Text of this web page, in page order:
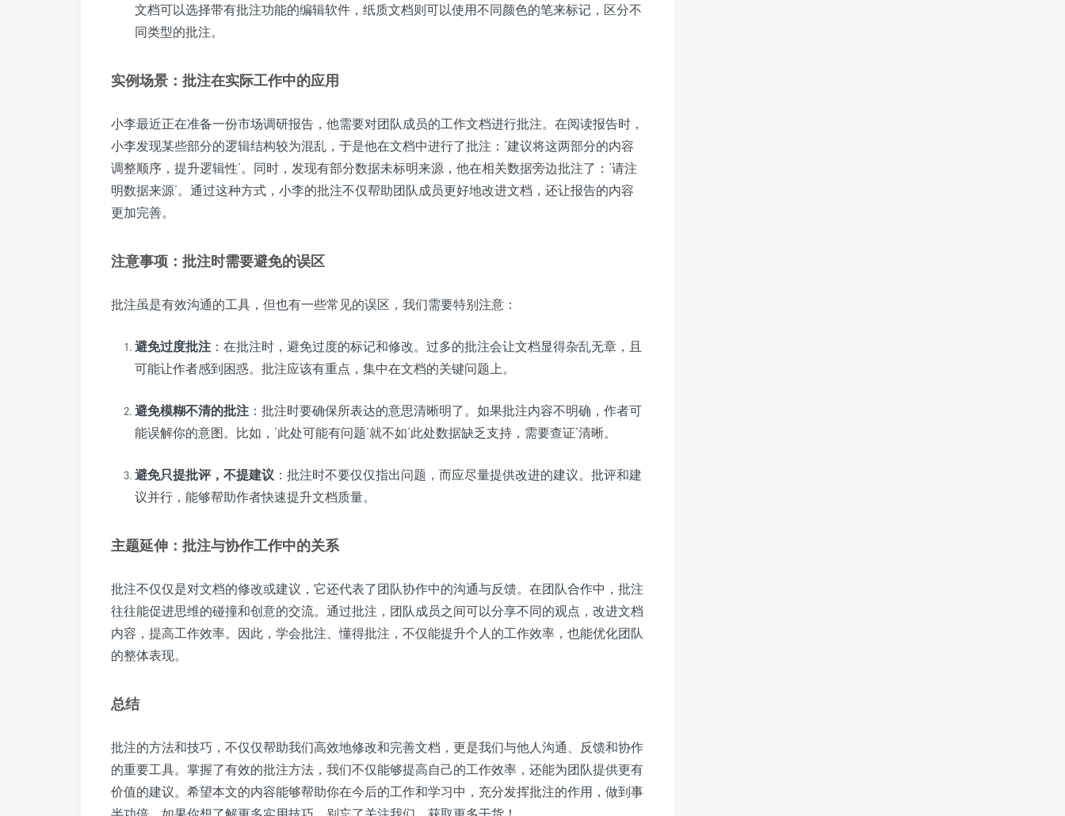
文档可以选择带有批注功能的编辑软件，纸质文档则可以使用不同颜色的笔来标记，区分不
同类型的批注。
实例场景：批注在实际工作中的应用
小李最近正在准备一份市场调研报告，他需要对团队成员的工作文档进行批注。在阅读报告时，
小李发现某些部分的逻辑结构较为混乱，于是他在文档中进行了批注：‘建议将这两部分的内容
调整顺序，提升逻辑性’。同时，发现有部分数据未标明来源，他在相关数据旁边批注了：‘请注
明数据来源’。通过这种方式，小李的批注不仅帮助团队成员更好地改进文档，还让报告的内容
更加完善。
注意事项：批注时需要避免的误区
批注虽是有效沟通的工具，但也有一些常见的误区，我们需要特别注意：
避免过度批注 ：在批注时，避免过度的标记和修改。过多的批注会让文档显得杂乱无章，且
可能让作者感到困惑。批注应该有重点，集中在文档的关键问题上。
避免模糊不清的批注 ：批注时要确保所表达的意思清晰明了。如果批注内容不明确，作者可
能误解你的意图。比如，‘此处可能有问题’就不如‘此处数据缺乏支持，需要查证’清晰。
避免只提批评，不提建议 ：批注时不要仅仅指出问题，而应尽量提供改进的建议。批评和建
议并行，能够帮助作者快速提升文档质量。
主题延伸：批注与协作工作中的关系
批注不仅仅是对文档的修改或建议，它还代表了团队协作中的沟通与反馈。在团队合作中，批注
往往能促进思维的碰撞和创意的交流。通过批注，团队成员之间可以分享不同的观点，改进文档
内容，提高工作效率。因此，学会批注、懂得批注，不仅能提升个人的工作效率，也能优化团队
的整体表现。
总结
批注的方法和技巧，不仅仅帮助我们高效地修改和完善文档，更是我们与他人沟通、反馈和协作
的重要工具。掌握了有效的批注方法，我们不仅能够提高自己的工作效率，还能为团队提供更有
价值的建议。希望本文的内容能够帮助你在今后的工作和学习中，充分发挥批注的作用，做到事